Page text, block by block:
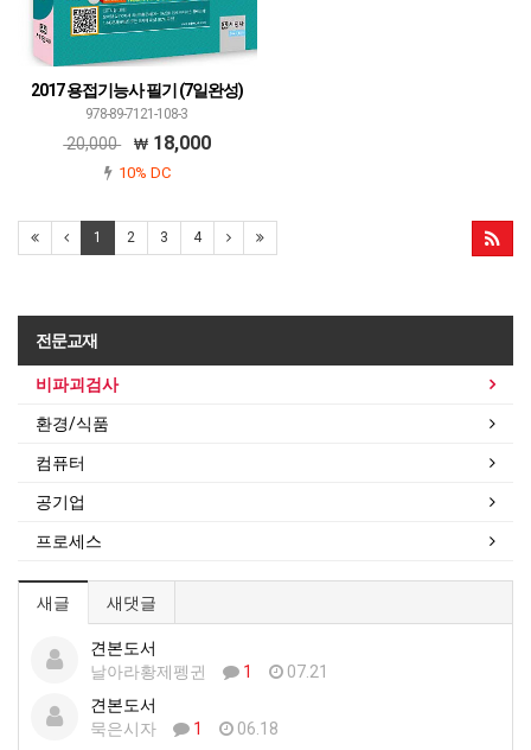
2017 용접기능사 필기 (7일완성)
978-89-7121-108-3
20,000 18,000
10% DC
1 2 3 4
전문교재
비파괴검사
환경/식품
컴퓨터
공기업
프로세스
새글 새댓글
견본도서
날아라황제펭귄
1
07.21
견본도서
묵은시자
1
06.18